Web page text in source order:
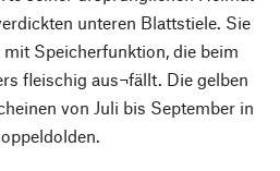
unteren Blattstiele. Sie
Speicherfunktion, die beim
fleischig aus¬fällt. Die gelben
von Juli bis September in